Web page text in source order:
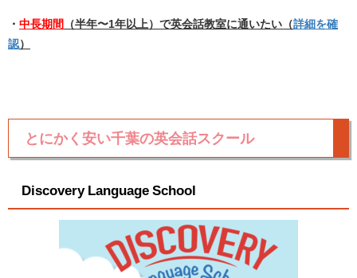
・ 中長期間 （半年〜1年以上）で英会話教室に通いたい（詳細を確
認）
とにかく安い千葉の英会話スクール
Discovery Language School